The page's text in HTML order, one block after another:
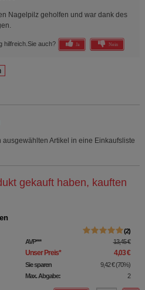
Nagelpilz geholfen und war dank des
hilfreich. Sie auch? Ja Nein
ausgewählten Artikel in eine Einkaufsliste
gekauft haben, kauften
2
AVP*** 13,45 €
Unser Preis* 4,03 €
Sie sparen 9,42 € (70%)
Max. Abgabe:
2